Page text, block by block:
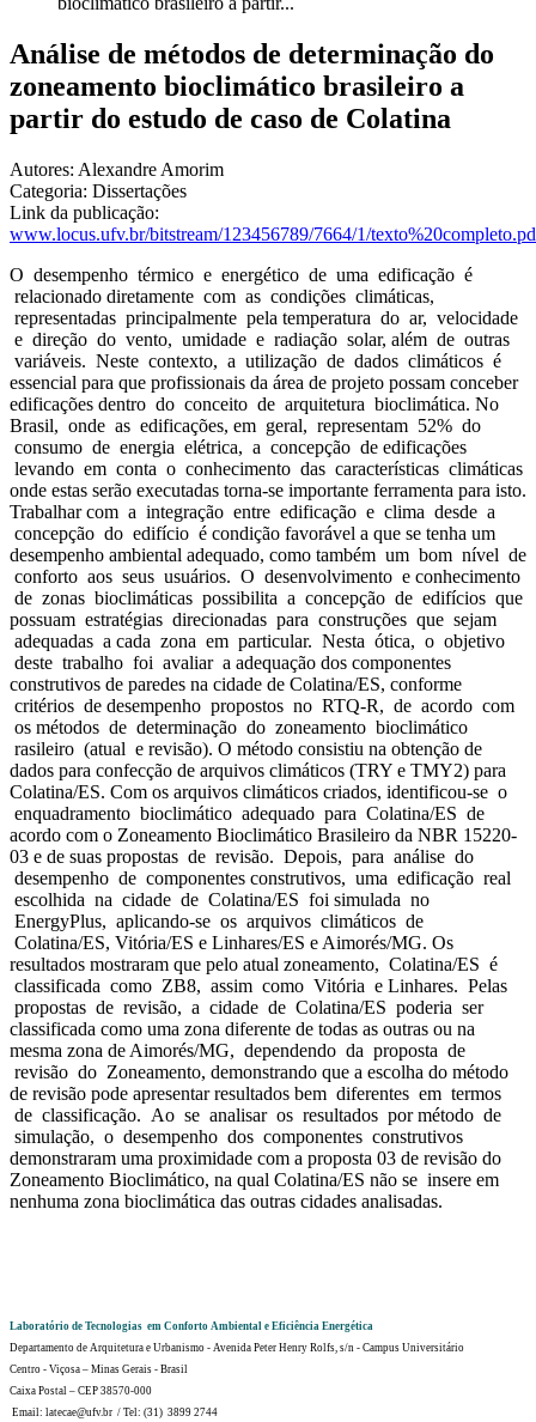
Análise de métodos de determinação do
zoneamento bioclimático brasileiro a
partir do estudo de caso de Colatina
Autores: Alexandre Amorim
Categoria: Dissertações
Link da publicação:
www.locus.ufv.br/bitstream/123456789/7664/1/
O desempenho térmico e energético de uma edificação é
relacionado diretamente com as condições climáticas,
representadas principalmente pela temperatura do ar, velocidade
e direção do vento, umidade e radiação solar, além de outras
variáveis. Neste contexto, a utilização de dados climáticos é
essencial para que profissionais da área de projeto possam conceber
edificações dentro do conceito de arquitetura bioclimática. No
Brasil, onde as edificações, em geral, representam 52% do
consumo de energia elétrica, a concepção de edificações
levando em conta o conhecimento das características climáticas
onde estas serão executadas torna-se importante ferramenta para isto.
Trabalhar com a integração entre edificação e clima desde a
concepção do edifício é condição favorável a que se tenha um
desempenho ambiental adequado, como também um bom nível de
conforto aos seus usuários. O desenvolvimento e conhecimento
de zonas bioclimáticas possibilita a concepção de edifícios que
possuam estratégias direcionadas para construções que sejam
adequadas a cada zona em particular. Nesta ótica, o objetivo
deste trabalho foi avaliar a adequação dos componentes
construtivos de paredes na cidade de Colatina/ES, conforme
critérios de desempenho propostos no RTQ-R, de acordo com
os métodos de determinação do zoneamento bioclimático
rasileiro (atual e revisão). O método consistiu na obtenção de
dados para confecção de arquivos climáticos (TRY e TMY2) para
Colatina/ES. Com os arquivos climáticos criados, identificou-se o
enquadramento bioclimático adequado para Colatina/ES de
acordo com o Zoneamento Bioclimático Brasileiro da NBR 15220-
03 e de suas propostas de revisão. Depois, para análise do
desempenho de componentes construtivos, uma edificação real
escolhida na cidade de Colatina/ES foi simulada no
EnergyPlus, aplicando-se os arquivos climáticos de
Colatina/ES, Vitória/ES e Linhares/ES e Aimorés/MG. Os
resultados mostraram que pelo atual zoneamento, Colatina/ES é
classificada como ZB8, assim como Vitória e Linhares. Pelas
propostas de revisão, a cidade de Colatina/ES poderia ser
classificada como uma zona diferente de todas as outras ou na
mesma zona de Aimorés/MG, dependendo da proposta de
revisão do Zoneamento, demonstrando que a escolha do método
de revisão pode apresentar resultados bem diferentes em termos
de classificação. Ao se analisar os resultados por método de
simulação, o desempenho dos componentes construtivos
demonstraram uma proximidade com a proposta 03 de revisão do
Zoneamento Bioclimático, na qual Colatina/ES não se insere em
nenhuma zona bioclimática das outras cidades analisadas.
Laboratório de Tecnologias em Conforto Ambiental e Eficiência Energética
Departamento de Arquitetura e Urbanismo - Avenida Peter Henry Rolfs, s/n - Campus Universitário
Centro - Viçosa – Minas Gerais - Brasil
Caixa Postal – CEP 38570-000
Email: latecae@ufv.br / Tel: (31) 3899 2744